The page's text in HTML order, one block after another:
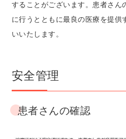
することがございます。患者さん
に行うとともに最良の医療を提供
いいたします。
安全管理
患者さんの確認